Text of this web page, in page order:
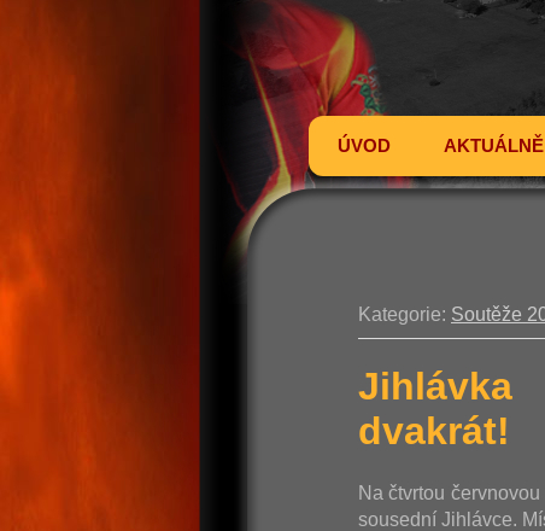
ÚVOD AKTUÁLNĚ
Kategorie: Soutěže
dvakrát!
Na čtvrtou
sousední Jihlávce.